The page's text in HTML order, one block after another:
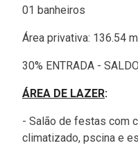
01 banheiros
Área privativa: 136.54
30% ENTRADA -
ÁREA DE LAZER:
- Salão de festas com
climatizado, pscina e